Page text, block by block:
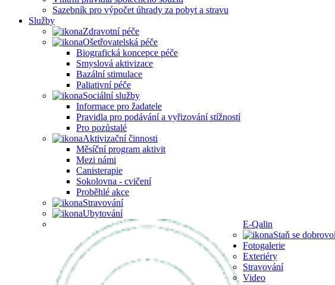
Sazebník pro výpočet úhrady za pobyt a stravu
Služby
Zdravotní péče
Ošetřovatelská péče
Biografická koncepce péče
Smyslová aktivizace
Bazální stimulace
Paliativní péče
Sociální služby
Informace pro žadatele
Pravidla pro podávání a vyřizování stížností
Pro pozůstalé
Aktivizační činnosti
Měsíční program aktivit
Mezi námi
Canisterapie
Sokolovna - cvičení
Proběhlé akce
Stravování
Ubytování
E-Qalin
Staň se
Fotogalerie
Exteriéry
Stravování
Video